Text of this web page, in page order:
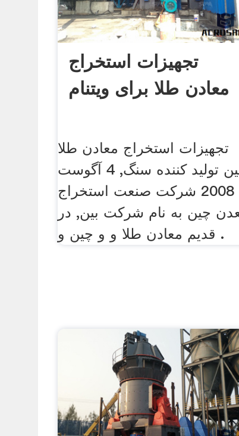
تجهیزات استخراج
معادن طلا برای ویتنام
تجهیزات استخراج معادن طلا
چین تولید کننده سنگ, 4 آگوست
2008 شرکت صنعت استخراج
چین به نام شرکت بین, در
قدیم معادن طلا و و چین و .